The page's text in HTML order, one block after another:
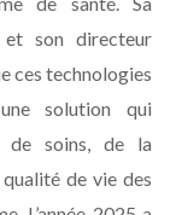
et son directeur
ces technologies
solution qui
de soins, de la
de vie des